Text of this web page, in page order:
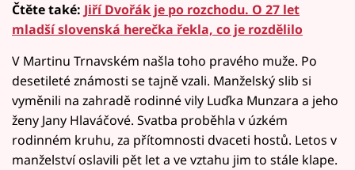
Čtěte také: Jiří Dvořák je po rozchodu. O 27 let
mladší slovenská herečka řekla, co je rozdělilo
V Martinu Trnavském našla toho pravého muže. Po
desetileté známosti se tajně vzali. Manželský slib si
vyměnili na zahradě rodinné vily Luďka Munzara a jeho
ženy Jany Hlaváčové. Svatba proběhla v úzkém
rodinném kruhu, za přítomnosti dvaceti hostů. Letos v
manželství oslavili pět let a ve vztahu jim to stále klape.